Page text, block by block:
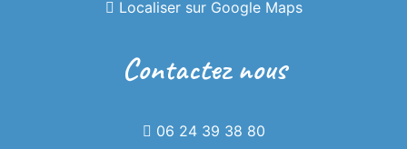
Localiser sur Google Maps
Contactez nous
06 24 39 38 80